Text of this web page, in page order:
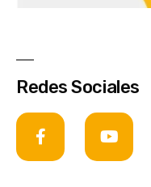
Redes Sociales